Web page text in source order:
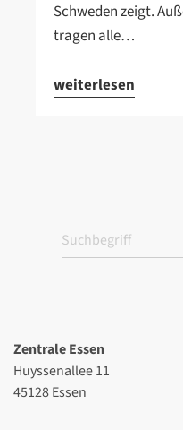
Schweden zeigt.
tragen alle…
weiterlesen
Zentrale Essen
Huyssenallee 11
45128 Essen